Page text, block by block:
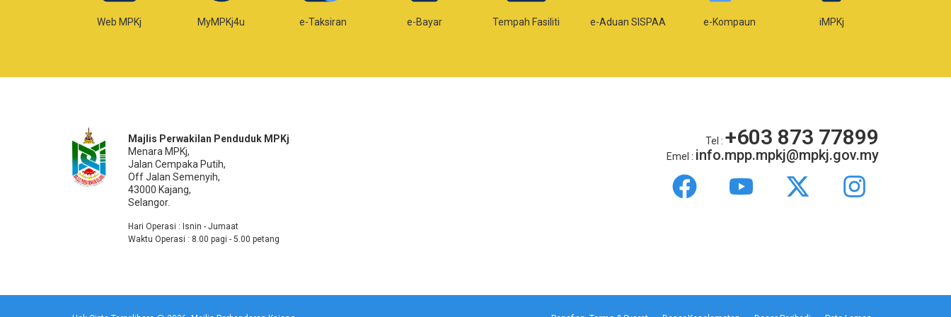
Web MPKj MyMPKj4u e-Taksiran e-Bayar Tempah Fasiliti e-Aduan SISPAA e-Kompaun iMPKj
Majlis Perwakilan Penduduk MPKj
Menara MPKj,
Jalan Cempaka Putih,
Off Jalan Semenyih,
43000 Kajang,
Selangor.
Hari Operasi : Isnin - Jumaat
Waktu Operasi : 8.00 pagi - 5.00 petang
Tel : +603 873 77899
Emel : info.mpp.mpkj@mpkj.gov.my